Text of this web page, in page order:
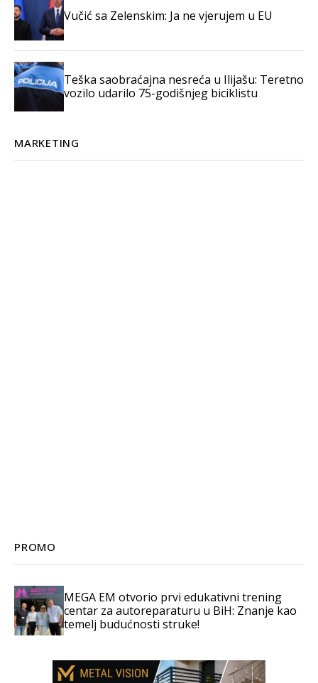
Vučić sa Zelenskim: Ja ne vjerujem u EU
Teška saobraćajna nesreća u Ilijašu: Teretno
vozilo udarilo 75-godišnjeg biciklistu
MARKETING
PROMO
MEGA EM otvorio prvi edukativni trening
centar za autoreparaturu u BiH: Znanje kao
temelj budućnosti struke!